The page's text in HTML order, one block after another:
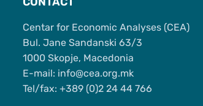
Centar for Economic Analyses (CEA)
Bul. Jane Sandanski 63/3
1000 Skopje, Macedonia
Е-mail: info@cea.org.mk
Tel/fax: +389 (0)2 24 44 766